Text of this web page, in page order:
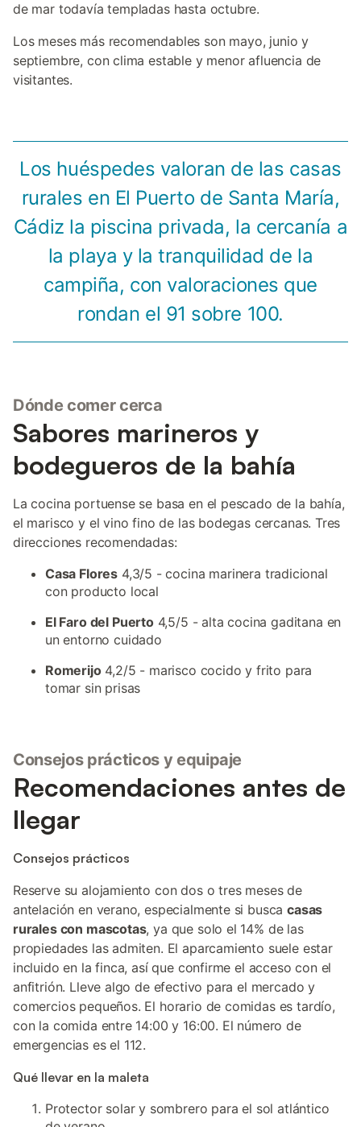
de mar todavía templadas hasta octubre.
Los meses más recomendables son mayo, junio y
septiembre, con clima estable y menor afluencia de
visitantes.
Los huéspedes valoran de las casas
rurales en El Puerto de Santa María,
Cádiz la piscina privada, la cercanía a
la playa y la tranquilidad de la
campiña, con valoraciones que
rondan el 91 sobre 100.
Dónde comer cerca
Sabores marineros y
bodegueros de la bahía
La cocina portuense se basa en el pescado de la bahía,
el marisco y el vino fino de las bodegas cercanas. Tres
direcciones recomendadas:
Casa Flores 4,3/5 - cocina marinera tradicional
con producto local
El Faro del Puerto4,5/5 - alta cocina gaditana en
un entorno cuidado
Romerijo4,2/5 - marisco cocido y frito para
tomar sin prisas
Consejos prácticos y equipaje
Recomendaciones antes de
llegar
Consejos prácticos
Reserve su alojamiento con dos o tres meses de
antelación en verano, especialmente si buscacasas
rurales con mascotas, ya que solo el 14% de las
propiedades las admiten. El aparcamiento suele estar
incluido en la finca, así que confirme el acceso con el
anfitrión. Lleve algo de efectivo para el mercado y
comercios pequeños. El horario de comidas es tardío,
con la comida entre 14:00 y 16:00. El número de
emergencias es el 112.
Qué llevar en la maleta
Protector solar y sombrero para el sol atlántico